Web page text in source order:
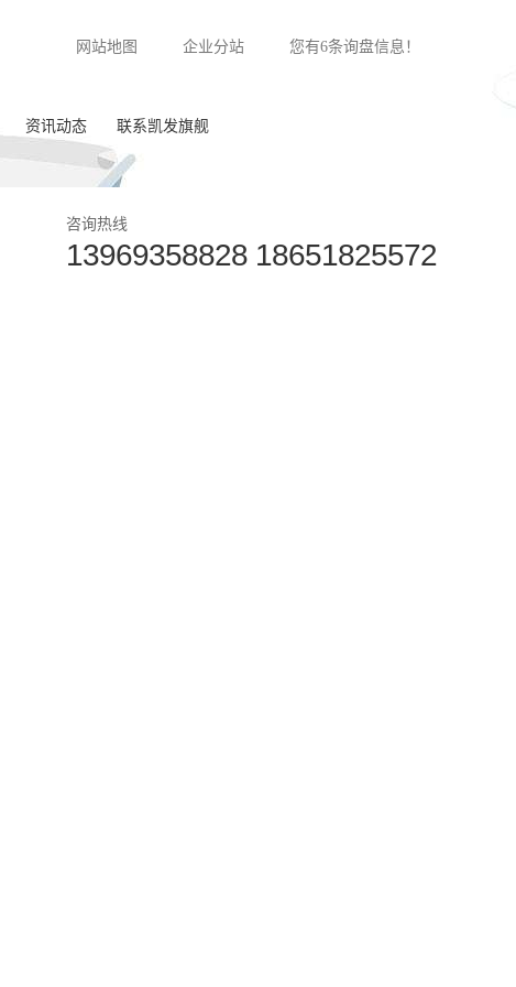
网站地图 企业分站 您有6条询盘信息！
资讯动态
行业动态
联系凯发旗舰
咨询热线
13969358828 18651825572